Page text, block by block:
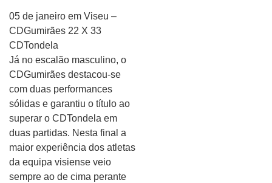
05 de janeiro em Viseu –
CDGumirães 22 X 33
CDTondela
Já no escalão masculino, o
CDGumirães destacou-se
com duas performances
sólidas e garantiu o título ao
superar o CDTondela em
duas partidas. Nesta final a
maior experiência dos atletas
da equipa visiense veio
sempre ao de cima perante